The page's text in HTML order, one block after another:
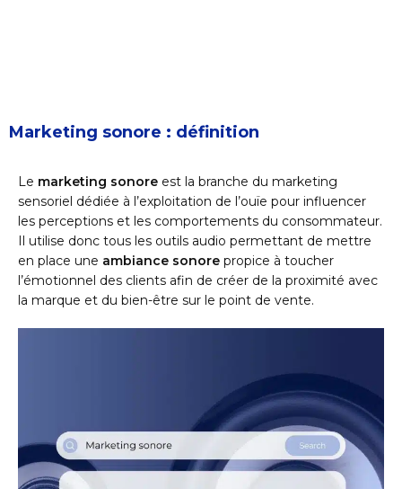
Marketing sonore : définition
Le marketing sonore est la branche du marketing
sensoriel dédiée à l’exploitation de l’ouïe pour influencer
les perceptions et les comportements du consommateur.
Il utilise donc tous les outils audio permettant de mettre
en place une ambiance sonore propice à toucher
l’émotionnel des clients afin de créer de la proximité avec
la marque et du bien-être sur le point de vente.